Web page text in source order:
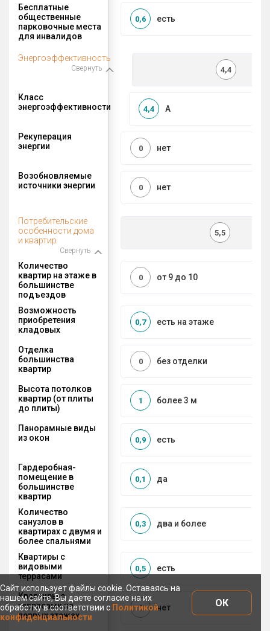
Бесплатные
общественные
парковочные места
для инвалидов
есть
0,6
Энергоэффективность
Свернуть 4,4
Класс
энергоэффективности
A
4,4
Рекуперация
энергии
нет
0
Возобновляемые
источники энергии
нет
0
Потребительские
особенности дома
и квартир
Свернуть
5,5
Количество
квартир на этаже в
большинстве
подъездов
от 9 до 10
0
Возможность
приобретения
кладовых
есть на этаже
0,7
Отделка
большинства
квартир
без отделки
0
Высота потолков
квартир (от плиты
до плиты)
более 3 м
1
Панорамные виды
из окон
есть
0,9
Гардеробная-
помещение в
большинстве
квартир
да
0,1
Количество
санузлов в
квартирах с двумя и
более спальнями
два и более
0,3
Квартиры с
видовыми
террасами
есть
0,5
Квартиры с
террасами на
первых этажах
нет
0
Сайт использует файлы cookie. Оставаясь на
нашем сайте, Вы даете согласие на их
обработку в соответствии с Политикой
конфиденциальности
ОК